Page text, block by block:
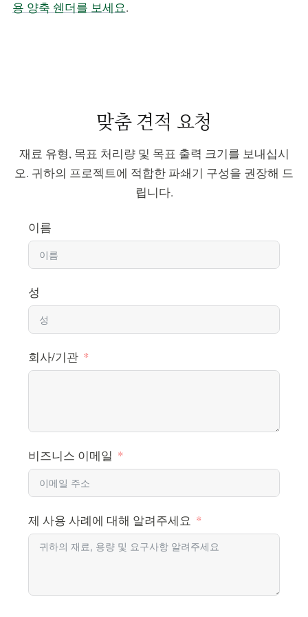
용 양축 쉔더를 보세요.
맞춤 견적 요청
재료 유형, 목표 처리량 및 목표 출력 크기를 보내십시
오. 귀하의 프로젝트에 적합한 파쇄기 구성을 권장해 드
립니다.
이름
성
회사/기관
비즈니스 이메일
제 사용 사례에 대해 알려주세요